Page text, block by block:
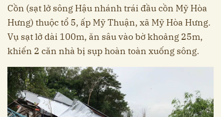
Cồn (sạt lở sông Hậu nhánh trái đầu cồn Mỹ Hòa
Hưng) thuộc tổ 5, ấp Mỹ Thuận, xã Mỹ Hòa Hưng.
Vụ sạt lở dài 100m, ăn sâu vào bờ khoảng 25m,
khiến 2 căn nhà bị sụp hoàn toàn xuống sông.